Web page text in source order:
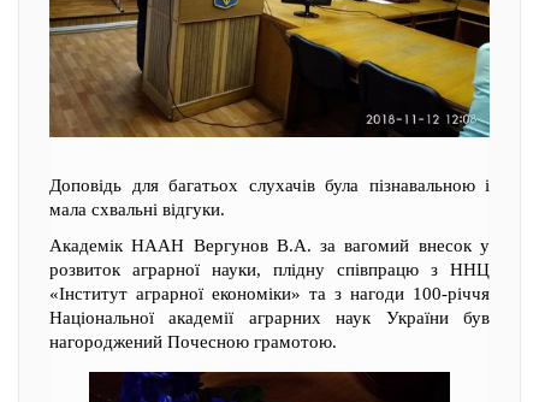
Доповідь для багатьох слухачів була пізнавальною і
мала схвальні відгуки.
Академік НААН Вергунов В.А. за вагомий внесок у
розвиток аграрної науки, плідну співпрацю з ННЦ
«Інститут аграрної економіки» та з нагоди 100-річчя
Національної академії аграрних наук України був
нагороджений Почесною грамотою.